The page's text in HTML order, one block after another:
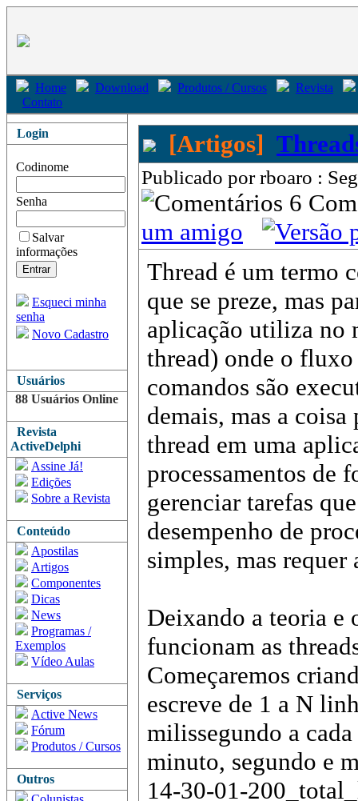
Home Download Produtos / Cursos
Revista
Contato
Login
Codinome
Senha
Salvar
informações
Esqueci minha
senha
Novo Cadastro
Usuários
88 Usuários Online
Revista
ActiveDelphi
Assine Já!
Edições
Sobre a Revista
Conteúdo
Apostilas
Artigos
Componentes
Dicas
News
Programas /
Exemplos
Vídeo Aulas
Serviços
Active News
Fórum
Produtos / Cursos
Outros
[Artigos]
Publicado por rboaro :
6
um amigo
Thread é um termo
que se preze, mas
aplicação utiliza no
thread) onde o fluxo
comandos são
demais, mas a coisa
thread em uma
processamentos de
gerenciar tarefas
desempenho de
simples, mas requer
Deixando a teoria e
funcionam as
Começaremos
escreve de 1 a N
milissegundo a
minuto, segundo e
14-30-01-